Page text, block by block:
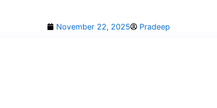
November 22, 2025 Pradeep